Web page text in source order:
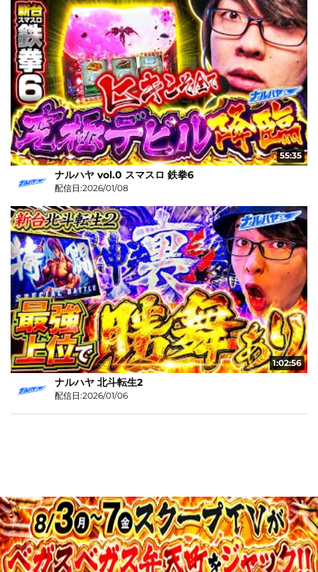
55:35
ナルハヤ vol.0 スマスロ 鉄拳6
配信日:2026/01/08
1:02:56
ナルハヤ 北斗転生2
配信日:2026/01/06
JASRAC許諾第9015258001Y45038号